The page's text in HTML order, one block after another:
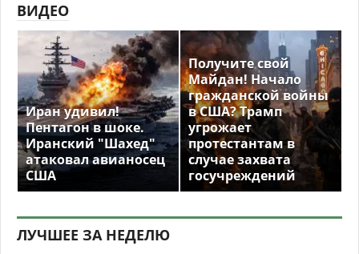
ВИДЕО
Иран удивил!
Пентагон в шоке.
Иранский "Шахед"
атаковал авианосец
США
Получите свой
Майдан! Начало
гражданской войны
в США? Трамп
угрожает
протестантам в
случае захвата
госучреждений
ЛУЧШЕЕ ЗА НЕДЕЛЮ